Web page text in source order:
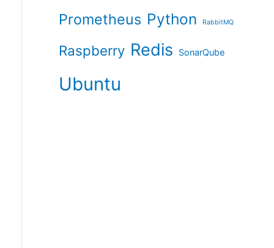
Prometheus Python RabbitMQ
Raspberry Redis SonarQube
Ubuntu